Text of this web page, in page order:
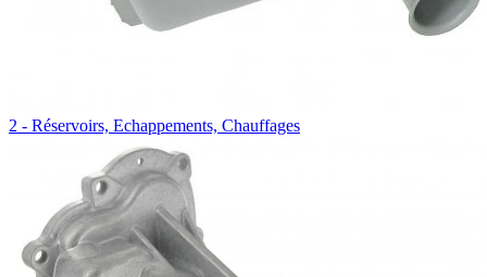
2 - Réservoirs, Echappements, Chauffages